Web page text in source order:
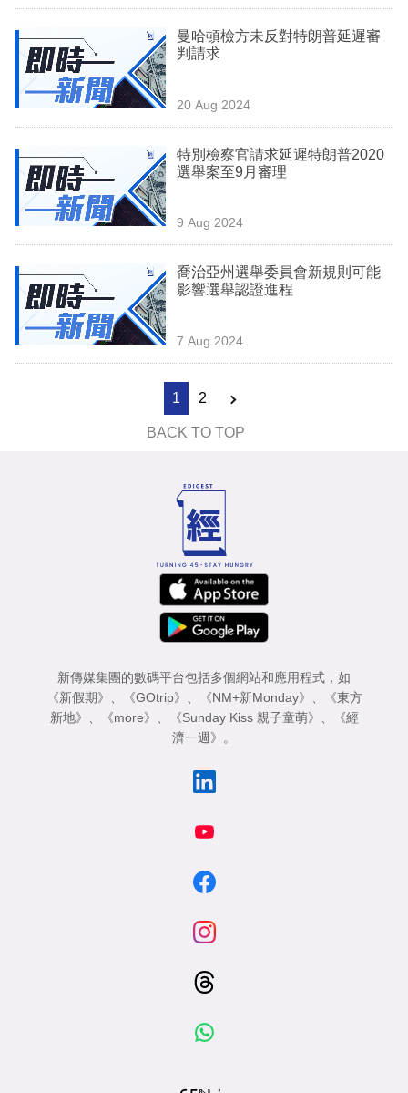
曼哈頓檢方未反對特朗普延遲審
判請求
20 Aug 2024
特別檢察官請求延遲特朗普2020
選舉案至9月審理
9 Aug 2024
喬治亞州選舉委員會新規則可能
影響選舉認證進程
7 Aug 2024
1 2
BACK TO TOP
新傳媒集團的數碼平台包括多個網站和應用程式，如
《新假期》 、 《GOtrip》 、 《NM+新Monday》 、
《東方
新地》 、 《more》 、 《Sunday Kiss 親子童萌》 、
《經
濟一週》 。